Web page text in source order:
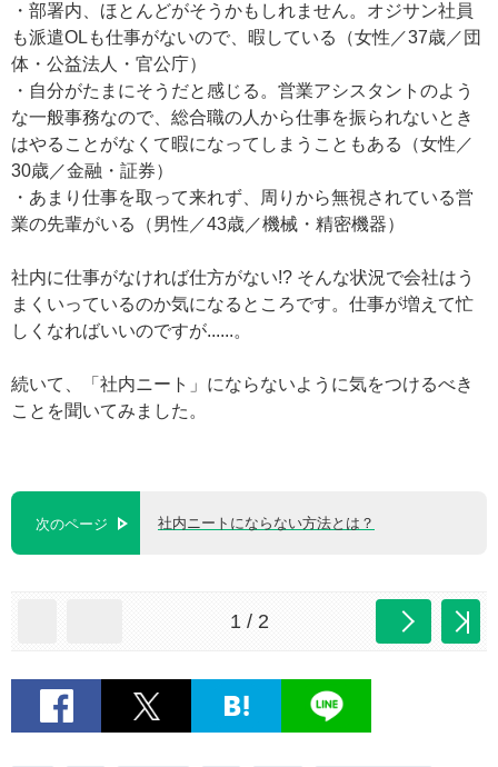
・部署内、ほとんどがそうかもしれません。オジサン社員
も派遣OLも仕事がないので、暇している（女性／37歳／団
体・公益法人・官公庁）
・自分がたまにそうだと感じる。営業アシスタントのよう
な一般事務なので、総合職の人から仕事を振られないとき
はやることがなくて暇になってしまうこともある（女性／
30歳／金融・証券）
・あまり仕事を取って来れず、周りから無視されている営
業の先輩がいる（男性／43歳／機械・精密機器）
社内に仕事がなければ仕方がない!? そんな状況で会社はう
まくいっているのか気になるところです。仕事が増えて忙
しくなればいいのですが......。
続いて、「社内ニート」にならないように気をつけるべき
ことを聞いてみました。
次のページ 社内ニートにならない方法とは？
1 / 2